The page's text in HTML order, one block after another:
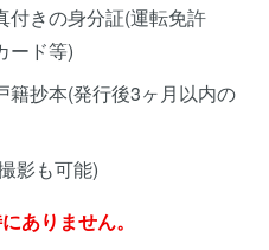
付きの身分証(運転免許
ード等)
籍抄本(発行後3ヶ月以内の
影も可能)
ありません。